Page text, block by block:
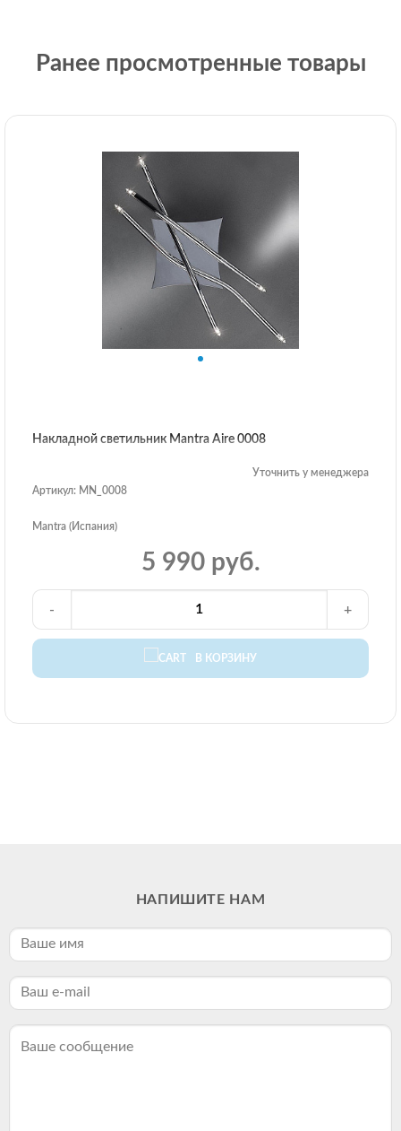
Ранее просмотренные товары
Накладной светильник Mantra Aire 0008
Уточнить у менеджера
Артикул: MN_0008
Mantra (Испания)
5 990 руб.
В КОРЗИНУ
- +
НАПИШИТЕ НАМ